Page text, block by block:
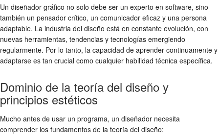
Un diseñador gráfico no solo debe ser un experto en software, sino
también un pensador crítico, un comunicador eficaz y una persona
adaptable. La industria del diseño está en constante evolución, con
nuevas herramientas, tendencias y tecnologías emergiendo
regularmente. Por lo tanto, la capacidad de aprender continuamente y
adaptarse es tan crucial como cualquier habilidad técnica específica.
Dominio de la teoría del diseño y
principios estéticos
Mucho antes de usar un programa, un diseñador necesita
comprender los fundamentos de la teoría del diseño: